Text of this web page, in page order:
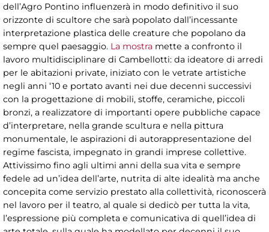
dell’Agro Pontino influenzerà in modo definitivo il suo
orizzonte di scultore che sarà popolato dall’incessante
interpretazione plastica delle creature che popolano da
sempre quel paesaggio. La mostra mette a confronto il
lavoro multidisciplinare di Cambellotti: da ideatore di arredi
per le abitazioni private, iniziato con le vetrate artistiche
negli anni ‘10 e portato avanti nei due decenni successivi
con la progettazione di mobili, stoffe, ceramiche, piccoli
bronzi, a realizzatore di importanti opere pubbliche capace
d’interpretare, nella grande scultura e nella pittura
monumentale, le aspirazioni di autorappresentazione del
regime fascista, impegnato in grandi imprese collettive.
Attivissimo fino agli ultimi anni della sua vita e sempre
fedele ad un’idea dell’arte, nutrita di alte idealità ma anche
concepita come servizio prestato alla collettività, riconoscerà
nel lavoro per il teatro, al quale si dedicò per tutta la vita,
l’espressione più completa e comunicativa di quell’idea di